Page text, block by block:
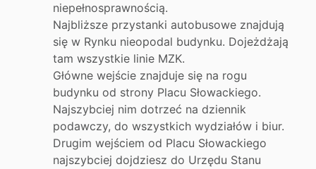
niepełnosprawnością.
Najbliższe przystanki autobusowe znajdują
się w Rynku nieopodal budynku. Dojeżdżają
tam wszystkie linie MZK.
Główne wejście znajduje się na rogu
budynku od strony Placu Słowackiego.
Najszybciej nim dotrzeć na dziennik
podawczy, do wszystkich wydziałów i biur.
Drugim wejściem od Placu Słowackiego
najszybciej dojdziesz do Urzędu Stanu